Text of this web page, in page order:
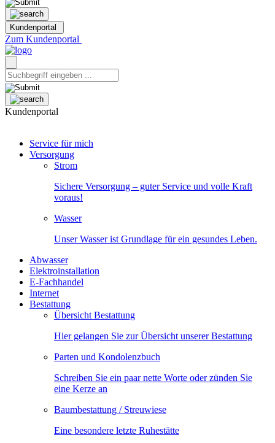
Kundenportal
Zum Kundenportal
Kundenportal
Service für mich
Versorgung
Strom
Sichere Versorgung – guter Service und volle Kraft
voraus!
Wasser
Unser Wasser ist Grundlage für ein gesundes Leben.
Abwasser
Elektroinstallation
E-Fachhandel
Internet
Bestattung
Übersicht Bestattung
Hier gelangen Sie zur Übersicht unserer Bestattung
Parten und Kondolenzbuch
Schreiben Sie ein paar nette Worte oder zünden Sie
eine Kerze an
Baumbestattung / Streuwiese
Eine besondere letzte Ruhestätte